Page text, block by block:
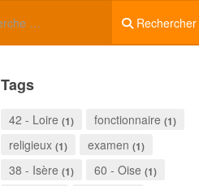
Rechercher
Tags
42 - Loire (1) fonctionnaire (1)
religieux (1) examen (1)
38 - Isère (1) 60 - Oise (1)